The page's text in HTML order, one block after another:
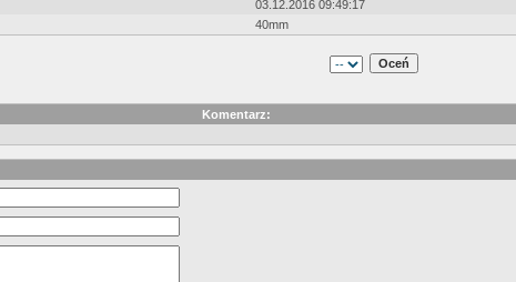
03.12.2016 09:49:17
40mm
Komentarz: